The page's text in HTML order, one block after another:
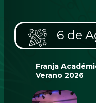
6 de
Franja
Verano 2026